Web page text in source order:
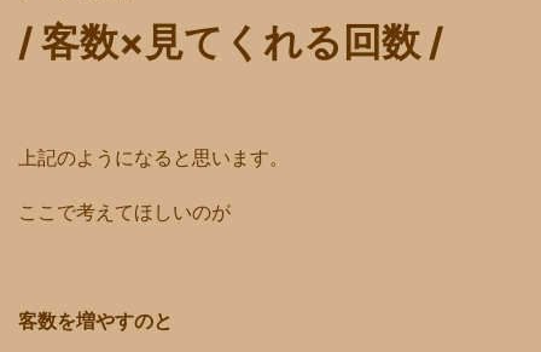
/ 客数×見てくれる回数 /
上記のようになると思います。
ここで考えてほしいのが
客数を増やすのと